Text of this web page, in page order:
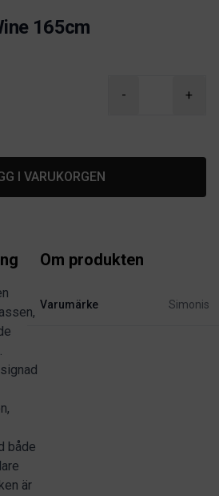
165cm
- +
I VARUKORGEN
både
är
Om produkten
Varumärke Simonis